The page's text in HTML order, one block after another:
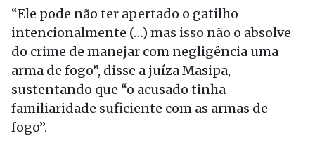
“Ele pode não ter apertado o gatilho
intencionalmente (…) mas isso não o absolve
do crime de manejar com negligência uma
arma de fogo”, disse a juíza Masipa,
sustentando que “o acusado tinha
familiaridade suficiente com as armas de
fogo”.